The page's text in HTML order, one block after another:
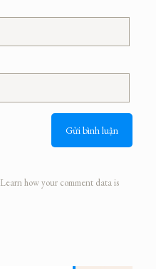
Learn how your comment data is